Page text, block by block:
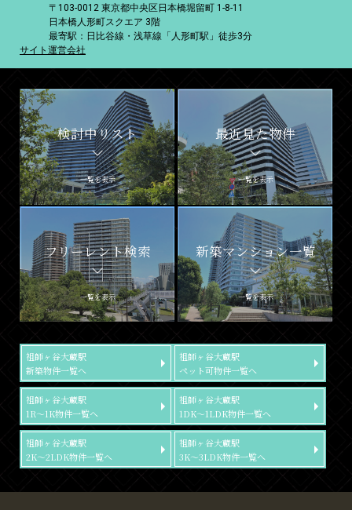
〒103-0012 東京都中央区日本橋堀留町 1-8-11
日本橋人形町スクエア 3階
最寄駅：日比谷線・浅草線「人形町駅」徒歩3分
サイト運営会社
検討中リスト
一覧を表示
最近見た物件
一覧を表示
フリーレント検索
一覧を表示
新築マンション一覧
一覧を表示
祖師ヶ谷大蔵駅
新築物件一覧へ
祖師ヶ谷大蔵駅
ペット可物件一覧へ
祖師ヶ谷大蔵駅
1R～1K物件一覧へ
祖師ヶ谷大蔵駅
1DK～1LDK物件一覧へ
祖師ヶ谷大蔵駅
2K～2LDK物件一覧へ
祖師ヶ谷大蔵駅
3K～3LDK物件一覧へ